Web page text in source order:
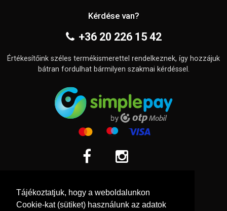
Tájékoztatjuk, hogy a weboldalunkon
Cookie-kat (sütiket) használunk az adatok
Kérdése van?
+36 20 226 15 42
Értékesítőink széles termékismerettel rendelkeznek, így hozzájuk
bátran fordulhat bármilyen szakmai kérdéssel.
Adatkezelési tájékoztató